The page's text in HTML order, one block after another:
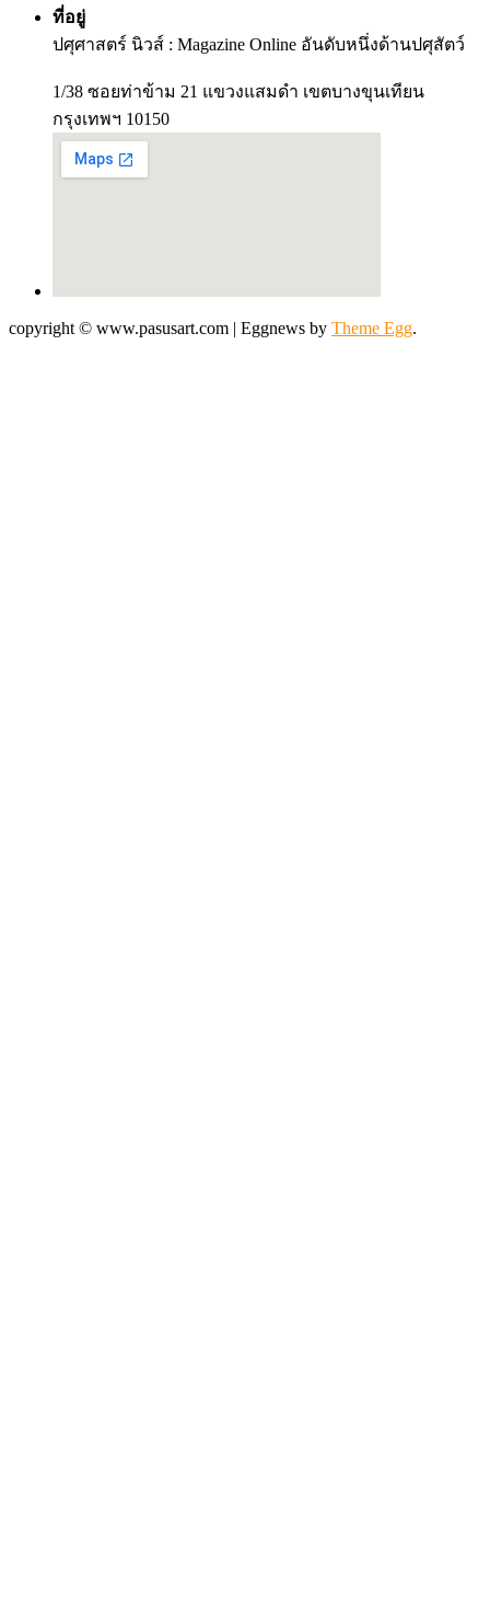
ที่อยู่
ปศุศาสตร์ นิวส์ : Magazine Online อันดับหนึ่งด้านปศุสัตว์
1/38 ซอยท่าข้าม 21 แขวงแสมดำ เขตบางขุนเทียน
กรุงเทพฯ 10150
copyright © www.pasusart.com | Eggnews by Theme Egg.